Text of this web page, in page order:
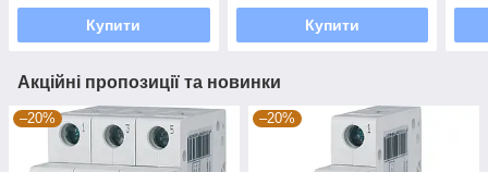
Купити Купити
Акційні пропозиції та новинки
–20% –20%